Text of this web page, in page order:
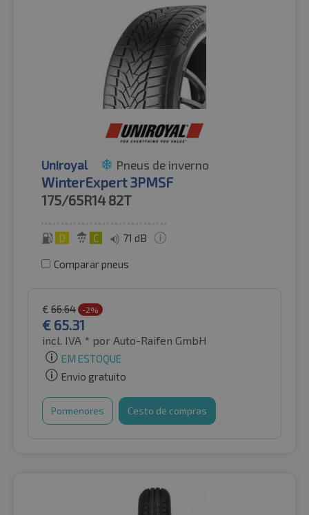
Uniroyal Pneus de inverno
WinterExpert 3PMSF
175/65R14 82T
D C 71 dB
Comparar pneus
€ 66.64 -2%
€ 65.31
incl. IVA * por Auto-Raifen GmbH
EM ESTOQUE
Envio gratuito
Pormenores Cesto de compras